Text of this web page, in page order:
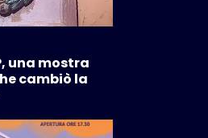
una mostra
cambiò la